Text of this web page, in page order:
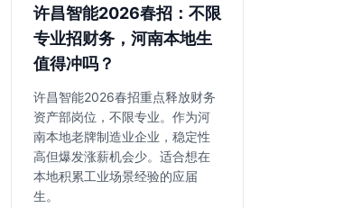
许昌智能2026春招：不限
专业招财务，河南本地生
值得冲吗？
许昌智能2026春招重点释放财务
资产部岗位，不限专业。作为河
南本地老牌制造业企业，稳定性
高但爆发涨薪机会少。适合想在
本地积累工业场景经验的应届
生。